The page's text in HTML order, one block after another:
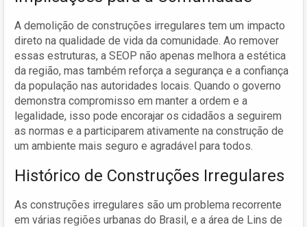
A demolição de construções irregulares tem um impacto
direto na qualidade de vida da comunidade. Ao remover
essas estruturas, a SEOP não apenas melhora a estética
da região, mas também reforça a segurança e a confiança
da população nas autoridades locais. Quando o governo
demonstra compromisso em manter a ordem e a
legalidade, isso pode encorajar os cidadãos a seguirem
as normas e a participarem ativamente na construção de
um ambiente mais seguro e agradável para todos.
Histórico de Construções Irregulares
As construções irregulares são um problema recorrente
em várias regiões urbanas do Brasil, e a área de Lins de